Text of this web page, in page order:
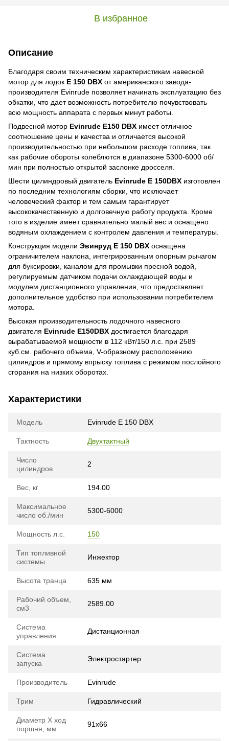
В избранное
Описание
Благодаря своим техническим характеристикам навесной
мотор для лодок E 150 DBX от американского завода-
производителя Evinrude позволяет начинать эксплуатацию без
обкатки, что дает возможность потребителю почувствовать
всю мощность аппарата с первых минут работы.
Подвесной мотор Evinrude E150 DBX имеет отличное
соотношение цены и качества и отличается высокой
производительностью при небольшом расходе топлива, так
как рабочие обороты колеблются в диапазоне 5300-6000 об/
мин при полностью открытой заслонке дросселя.
Шести цилиндровый двигатель Evinrude E 150DBX изготовлен
по последним технологиям сборки, что исключает
человеческий фактор и тем самым гарантирует
высококачественную и долговечную работу продукта. Кроме
того в изделие имеет сравнительно малый вес и оснащено
водяным охлаждением с контролем давления и температуры.
Конструкция модели Эвинруд E 150 DBX оснащена
ограничителем наклона, интегрированным опорным рычагом
для буксировки, каналом для промывки пресной водой,
регулируемым датчиком подачи охлаждающей воды и
модулем дистанционного управления, что предоставляет
дополнительное удобство при использовании потребителем
мотора.
Высокая производительность лодочного навесного
двигателя Evinrude E150DBX достигается благодаря
вырабатываемой мощности в 112 кВт/150 л.с. при 2589
куб.см. рабочего объема, V-образному расположению
цилиндров и прямому впрыску топлива с режимом послойного
сгорания на низких оборотах.
Характеристики
Модель Evinrude E 150 DBX
Тактность Двухтактный
Число
цилиндров
2
Вес, кг 194.00
Максимальное
число об./мин
5300-6000
Мощность л.с. 150
Тип топливной
системы
Инжектор
Высота транца 635 мм
Рабочий объем,
см3
2589.00
Система
управления
Дистанционная
Система
запуска
Электростартер
Производитель Evinrude
Трим Гидравлический
Диаметр Х ход
поршня, мм
91x66